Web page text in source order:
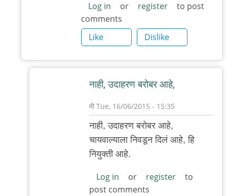
शाळेचा
by
Log in or register
to post
comments
Like
Dislike
नाही, उदाहरण बरोबर आहे,
मी Tue, 16/06/2015 - 15:35
to
वेल,
चायवाला
जर
नाही, उदाहरण बरोबर आहे,
चायवाल्याला निवडून दिलं आहे, हि
नियुक्ती आहे.
Log in or register
to
post comments